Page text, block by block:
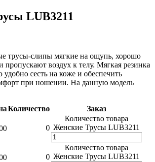
LUB3211
трусы-слипы мягкие на ощупь, хорошо
пропускают воздух к телу. Мягкая резинка
удобно сесть на коже и обеспечить
при ношении. На данную модель
Количество Заказ
0
Количество товара
Женские Трусы LUB3211
0
Количество товара
Женские Трусы LUB3211